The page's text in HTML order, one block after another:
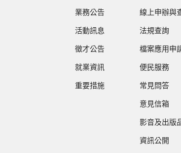
業務公告
活動訊息
徵才公告
就業資訊
重要措施
線上申辦與
法規查詢
檔案應用申
便民服務
常見問答
意見信箱
影音及出版
資訊公開